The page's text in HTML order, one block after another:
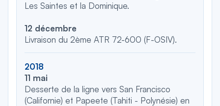
Les Saintes et la Dominique.
12 décembre
Livraison du 2ème ATR 72-600 (F-OSIV).
2018
11 mai
Desserte de la ligne vers San Francisco
(Californie) et Papeete (Tahiti - Polynésie) en